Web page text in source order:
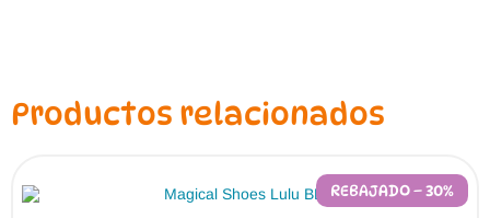
Productos relacionados
REBAJADO – 30%